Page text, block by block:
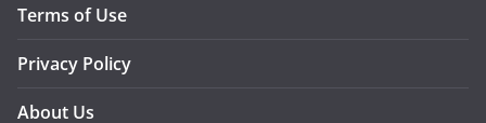
Terms of Use
Privacy Policy
About Us